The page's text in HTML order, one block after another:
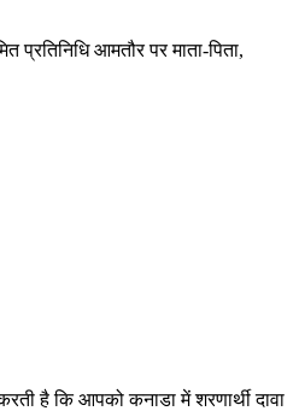
आमतौर पर माता-पिता,
है कि आपको कनाडा में शरणार्थी दावा